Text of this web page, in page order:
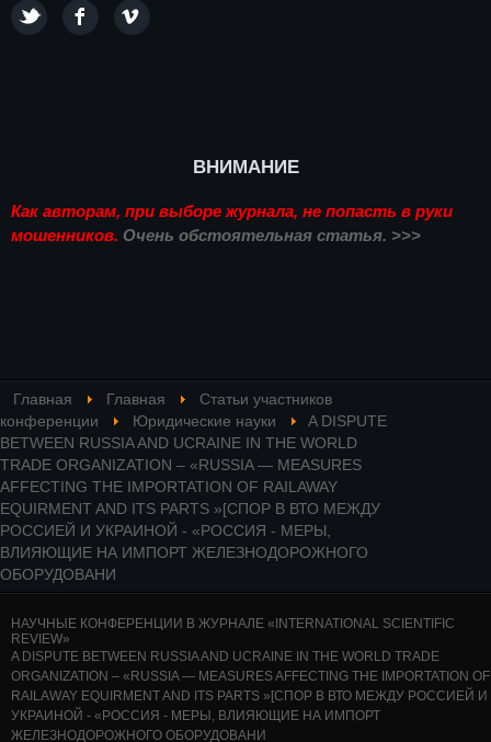
ВНИМАНИЕ
Как авторам, при выборе журнала, не попасть в руки
мошенников. Очень обстоятельная статья. >>>
Главная Главная
Статьи участников
конференции
Юридические науки
A DISPUTE
BETWEEN RUSSIA AND UCRAINE IN THE WORLD
TRADE ORGANIZATION – «RUSSIA — MEASURES
AFFECTING THE IMPORTATION OF RAILAWAY
EQUIRMENT AND ITS PARTS »[СПОР В ВТО МЕЖДУ
РОССИЕЙ И УКРАИНОЙ - «РОССИЯ - МЕРЫ,
ВЛИЯЮЩИЕ НА ИМПОРТ ЖЕЛЕЗНОДОРОЖНОГО
ОБОРУДОВАНИ
НАУЧНЫЕ КОНФЕРЕНЦИИ В ЖУРНАЛЕ «INTERNATIONAL SCIENTIFIC
REVIEW»
A DISPUTE BETWEEN RUSSIA AND UCRAINE IN THE WORLD TRADE
ORGANIZATION – «RUSSIA — MEASURES AFFECTING THE IMPORTATION OF
RAILAWAY EQUIRMENT AND ITS PARTS »[СПОР В ВТО МЕЖДУ РОССИЕЙ И
УКРАИНОЙ - «РОССИЯ - МЕРЫ, ВЛИЯЮЩИЕ НА ИМПОРТ
ЖЕЛЕЗНОДОРОЖНОГО ОБОРУДОВАНИ